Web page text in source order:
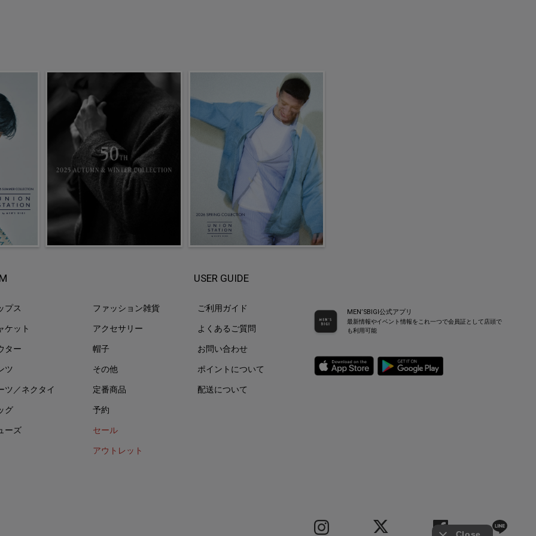
プス
ケット
ター
ツ
ツ／ネクタイ
グ
ーズ
ファッション雑貨
アクセサリー
帽子
その他
定番商品
予約
セール
アウトレット
USER GUIDE
ご利用ガイド
よくあるご質問
お問い合わせ
ポイントについて
配送について
MEN’SBIGI公式アプリ
最新情報やイベント情報をこれ一つで会員証として店頭で
も利用可能